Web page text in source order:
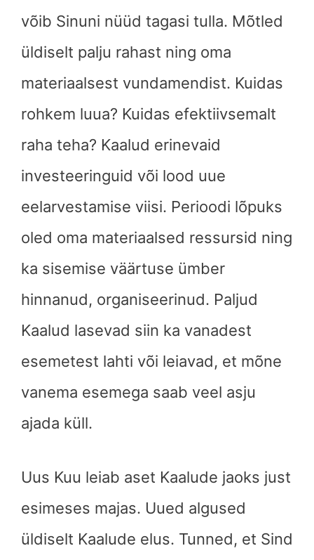
võib Sinuni nüüd tagasi tulla. Mõtled
üldiselt palju rahast ning oma
materiaalsest vundamendist. Kuidas
rohkem luua? Kuidas efektiivsemalt
raha teha? Kaalud erinevaid
investeeringuid või lood uue
eelarvestamise viisi. Perioodi lõpuks
oled oma materiaalsed ressursid ning
ka sisemise väärtuse ümber
hinnanud, organiseerinud. Paljud
Kaalud lasevad siin ka vanadest
esemetest lahti või leiavad, et mõne
vanema esemega saab veel asju
ajada küll.
Uus Kuu leiab aset Kaalude jaoks just
esimeses majas. Uued algused
üldiselt Kaalude elus. Tunned, et Sind